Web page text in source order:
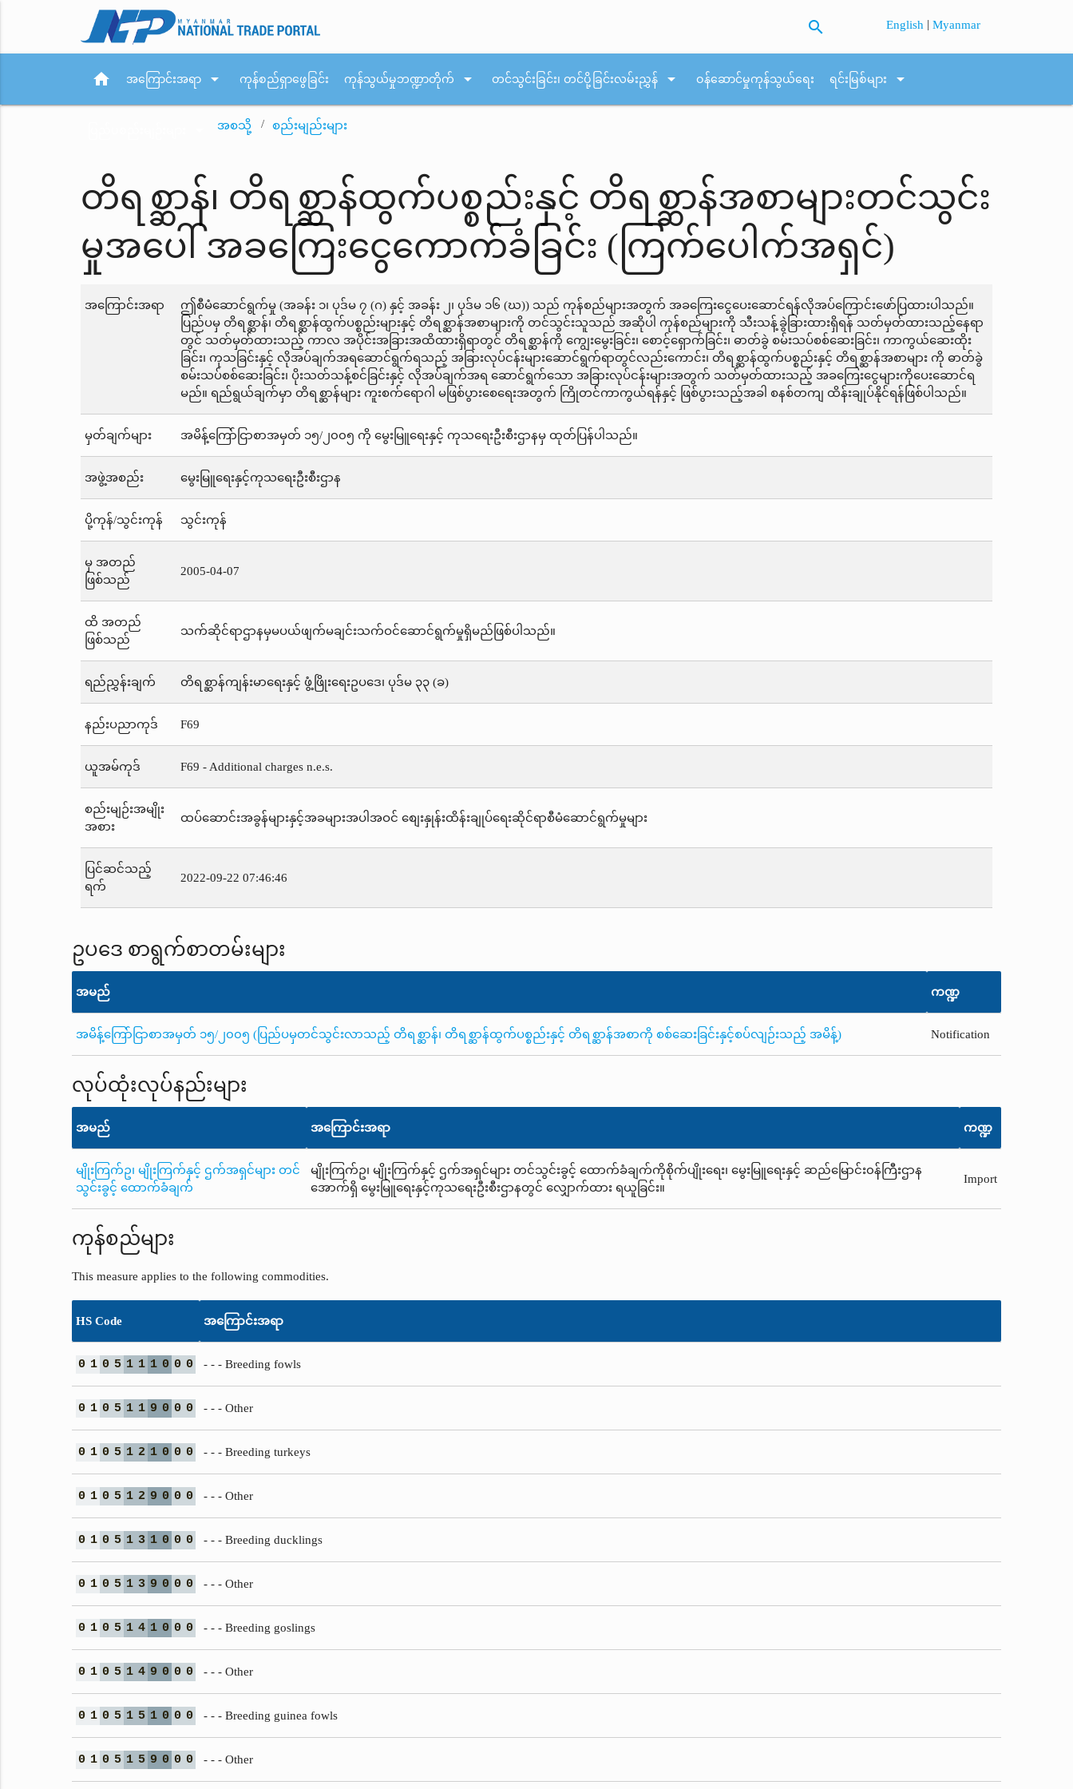
search English |Myanmar
home အကြောင်းအရာ arrow_drop_down ကုန်စည်ရှာဖွေခြင်း ကုန်သွယ်မှုဘဏ္ဍာတိုက် arrow_drop_down တင်သွင်းခြင်း၊ တင်ပို့ခြင်းလမ်းညွှန် arrow_drop_down ဝန်ဆောင်မှုကုန်သွယ်ရေး ရင်းမြစ်များ arrow_drop_down
အစသို့ စည်းမျည်းများ
တိရစ္ဆာန်၊ တိရစ္ဆာန်ထွက်ပစ္စည်းနှင့် တိရစ္ဆာန်အစာများတင်သွင်း
မှုအပေါ် အခကြေးငွေကောက်ခံခြင်း (ကြက်ပေါက်အရှင်)
အကြောင်းအရာ
ဤစီမံဆောင်ရွက်မှု (အခန်း ၁၊ ပုဒ်မ ၇ (ဂ) နှင့် အခန်း ၂၊ ပုဒ်မ ၁၆ (ဃ)) သည် ကုန်စည်များအတွက် အခကြေးငွေပေးဆောင်ရန်လိုအပ်ကြောင်းဖော်ပြထားပါသည်။
ပြည်ပမှ တိရစ္ဆာန်၊ တိရစ္ဆာန်ထွက်ပစ္စည်းများနှင့် တိရစ္ဆာန်အစာများကို တင်သွင်းသူသည် အဆိုပါ ကုန်စည်များကို သီးသန့်ခွဲခြားထားရှိရန် သတ်မှတ်ထားသည့်နေရာ
တွင် သတ်မှတ်ထားသည့် ကာလ အပိုင်းအခြားအထိထားရှိရာတွင် တိရစ္ဆာန်ကို ကျွေးမွေးခြင်း၊ စောင့်ရှောက်ခြင်း၊ ဓာတ်ခွဲ စမ်းသပ်စစ်ဆေးခြင်း၊ ကာကွယ်ဆေးထိုး
ခြင်း၊ ကုသခြင်းနှင့် လိုအပ်ချက်အရဆောင်ရွက်ရသည့် အခြားလုပ်ငန်းများဆောင်ရွက်ရာတွင်လည်းကောင်း၊ တိရစ္ဆာန်ထွက်ပစ္စည်းနှင့် တိရစ္ဆာန်အစာများ ကို ဓာတ်ခွဲ
စမ်းသပ်စစ်ဆေးခြင်း၊ ပိုးသတ်သန့်စင်ခြင်းနှင့် လိုအပ်ချက်အရ ဆောင်ရွက်သော အခြားလုပ်ငန်းများအတွက် သတ်မှတ်ထားသည့် အခကြေးငွေများကိုပေးဆောင်ရ
မည်။ ရည်ရွယ်ချက်မှာ တိရစ္ဆာန်များ ကူးစက်ရောဂါ မဖြစ်ပွားစေရေးအတွက် ကြိုတင်ကာကွယ်ရန်နှင့် ဖြစ်ပွားသည့်အခါ စနစ်တကျ ထိန်းချုပ်နိုင်ရန်ဖြစ်ပါသည်။
မှတ်ချက်များ အမိန့်ကြော်ငြာစာအမှတ် ၁၅/၂၀၀၅ ကို မွေးမြူရေးနှင့် ကုသရေးဦးစီးဌာနမှ ထုတ်ပြန်ပါသည်။
အဖွဲ့အစည်း မွေးမြူရေးနှင့်ကုသရေးဦးစီးဌာန
ပို့ကုန်/သွင်းကုန် သွင်းကုန်
မှ အတည်
ဖြစ်သည်
2005-04-07
ထိ အတည်
ဖြစ်သည်
သက်ဆိုင်ရာဌာနမှမပယ်ဖျက်မချင်းသက်ဝင်ဆောင်ရွက်မှုရှိမည်ဖြစ်ပါသည်။
ရည်ညွှန်းချက် တိရစ္ဆာန်ကျန်းမာရေးနှင့် ဖွံ့ဖြိုးရေးဥပဒေ၊ ပုဒ်မ ၃၃ (ခ)
နည်းပညာကုဒ် F69
ယူအမ်ကုဒ် F69 - Additional charges n.e.s.
စည်းမျဉ်းအမျိုး
အစား
ထပ်ဆောင်းအခွန်များနှင့်အခများအပါအဝင် စျေးနှုန်းထိန်းချုပ်ရေးဆိုင်ရာစီမံဆောင်ရွက်မှုများ
ပြင်ဆင်သည့်
ရက်
2022-09-22 07:46:46
ဥပဒေ စာရွက်စာတမ်းများ
အမည် ကဏ္ဍ
အမိန့်ကြော်ငြာစာအမှတ် ၁၅/၂၀၀၅ (ပြည်ပမှတင်သွင်းလာသည့် တိရစ္ဆာန်၊ တိရစ္ဆာန်ထွက်ပစ္စည်းနှင့် တိရစ္ဆာန်အစာကို စစ်ဆေးခြင်းနှင့်စပ်လျဉ်းသည့် အမိန့်) Notification
လုပ်ထုံးလုပ်နည်းများ
အမည် အကြောင်းအရာ ကဏ္ဍ
မျိုးကြက်ဥ၊ မျိုးကြက်နှင့် ဌက်အရှင်များ တင်
သွင်းခွင့် ထောက်ခံချက်
မျိုးကြက်ဥ၊ မျိုးကြက်နှင့် ဌက်အရှင်များ တင်သွင်းခွင့် ထောက်ခံချက်ကိုစိုက်ပျိုးရေး၊ မွေးမြူရေးနှင့် ဆည်မြောင်း၀န်ကြီးဌာန
အောက်ရှိ မွေးမြူရေးနှင့်ကုသရေးဦးစီးဌာနတွင် လျှောက်ထား ရယူခြင်း။
Import
ကုန်စည်များ
This measure applies to the following commodities.
HS Code အကြောင်းအရာ
0 1 0 5 1 1 1 0 0 0 - - - Breeding fowls
0 1 0 5 1 1 9 0 0 0 - - - Other
0 1 0 5 1 2 1 0 0 0 - - - Breeding turkeys
0 1 0 5 1 2 9 0 0 0 - - - Other
0 1 0 5 1 3 1 0 0 0 - - - Breeding ducklings
0 1 0 5 1 3 9 0 0 0 - - - Other
0 1 0 5 1 4 1 0 0 0 - - - Breeding goslings
0 1 0 5 1 4 9 0 0 0 - - - Other
0 1 0 5 1 5 1 0 0 0 - - - Breeding guinea fowls
0 1 0 5 1 5 9 0 0 0 - - - Other